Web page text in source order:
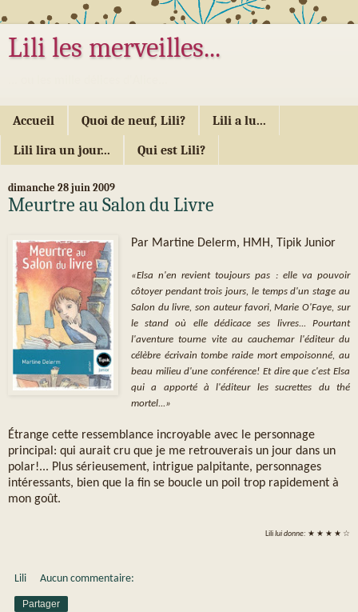
Lili les merveilles...
Accueil Quoi de neuf, Lili? Lili a lu...
Lili lira un jour... Qui est Lili?
dimanche 28 juin 2009
Meurtre au Salon du Livre
Par Martine Delerm, HMH, Tipik Junior
«Elsa n'en revient toujours pas : elle va pouvoir
côtoyer pendant trois jours, le temps d'un stage au
Salon du livre, son auteur favori, Marie O'Faye, sur
le stand où elle dédicace ses livres... Pourtant
l'aventure tourne vite au cauchemar l'éditeur du
célèbre écrivain tombe raide mort empoisonné, au
beau milieu d'une conférence! Et dire que c'est Elsa
qui a apporté à l'éditeur les sucrettes du thé
mortel...»
Étrange cette ressemblance incroyable avec le personnage
principal: qui aurait cru que je me retrouverais un jour dans un
polar!... Plus sérieusement, intrigue palpitante, personnages
intéressants, bien que la fin se boucle un poil trop rapidement à
mon goût.
Lililui donne: ★ ★ ★ ★ ☆
Lili Aucun commentaire:
Partager